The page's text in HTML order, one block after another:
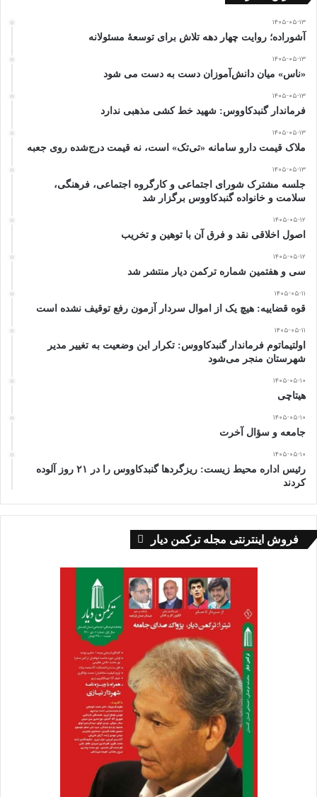
۱۴۰۵-۰۵-۱۳
آشوراده؛ روایت چهار دهه تلاش برای توسعهٔ مسئولانه
۱۴۰۵-۰۵-۱۳
«ناس» میان دانش‌آموزان دست به دست می شود
۱۴۰۵-۰۵-۱۳
فرماندار گنبدکاووس: شهید خط کشی مذهبی ندارد
۱۴۰۵-۰۵-۱۳
ملاک قیمت دارو سامانه «تی‌تک» است، نه قیمت درج‌شده روی جعبه
۱۴۰۵-۰۵-۱۳
جلسه مشترک شورای اجتماعی و کارگروه اجتماعی، فرهنگی،
سلامت و خانواده گنبدکاووس برگزار شد
۱۴۰۵-۰۵-۱۲
اصول اخلاقی نقد و فرق آن با توهین و تخریب
۱۴۰۵-۰۵-۱۲
سی و هفتمین شماره ترکمن دیار منتشر شد
۱۴۰۵-۰۵-۱۱
قوه قضاییه: هیچ یک از اموال سردار آزمون رفع توقیف نشده است
۱۴۰۵-۰۵-۱۱
اولتیماتوم فرماندار گنبدکاووس: تکرار این وضعیت به تغییر مدیر
شهرستان منجر می‌شود
۱۴۰۵-۰۵-۱۰
هیتاچی
۱۴۰۵-۰۵-۱۰
جامعه و سؤال آخرت
۱۴۰۵-۰۵-۱۰
رئیس اداره محیط زیست: ریزگردها گنبدکاووس را در ۲۱ روز آلوده
کردند
فروش اینترنتی مجله ترکمن دیار